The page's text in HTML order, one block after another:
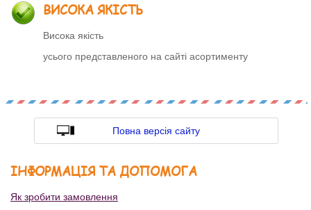
ВИСОКА ЯКІСТЬ
Висока якість
усього представленого на сайті асортименту
Повна версія сайту
ІНФОРМАЦІЯ ТА ДОПОМОГА
Як зробити замовлення